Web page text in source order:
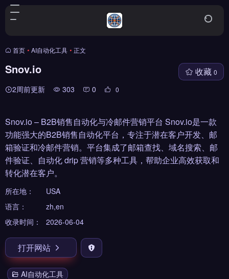
首页 • AI自动化工具 • 正文
Snov.io
2周前更新 303 0 0
收藏 0
Snov.io – B2B销售自动化与冷邮件营销平台 Snov.io是一款
功能强大的B2B销售自动化平台，专注于潜在客户开发、邮
箱验证和冷邮件营销。平台集成了邮箱查找、域名搜索、邮
件验证、自动化 drip 营销等多种工具，帮助企业高效获取和
转化潜在客户。
所在地：
USA
语言：
zh,en
收录时间：
2026-06-04
打开网站
AI自动化工具